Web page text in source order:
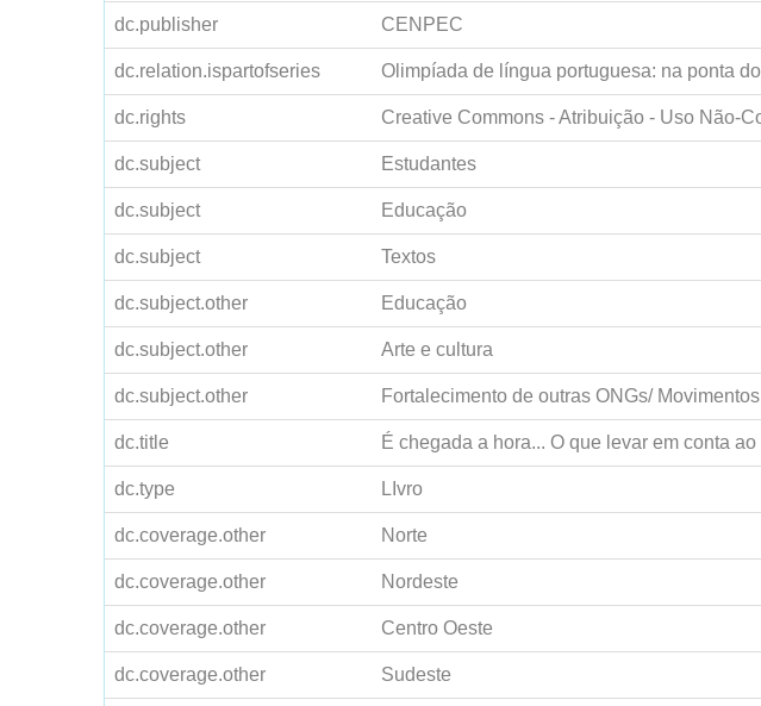
dc.publisher CENPEC
dc.relation.ispartofseries Olimpíada de língua portuguesa: na ponta
dc.rights Creative Commons - Atribuição - Uso Não-
dc.subject Estudantes
dc.subject Educação
dc.subject Textos
dc.subject.other Educação
dc.subject.other Arte e cultura
dc.subject.other Fortalecimento de outras ONGs/
dc.title É chegada a hora... O que levar em conta
dc.type LIvro
dc.coverage.other Norte
dc.coverage.other Nordeste
dc.coverage.other Centro Oeste
dc.coverage.other Sudeste